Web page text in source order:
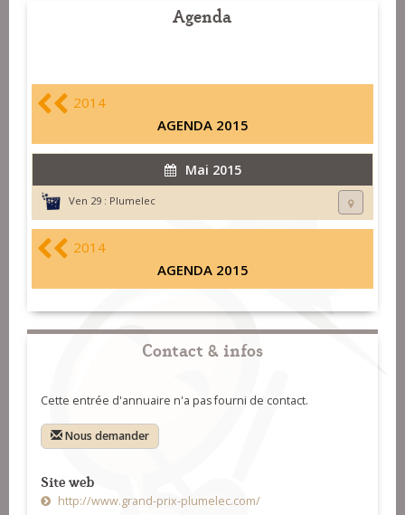
Agenda
2014
AGENDA 2015
Mai 2015
Ven 29 : Plumelec
2014
AGENDA 2015
Contact & infos
Cette entrée d'annuaire n'a pas fourni de contact.
Nous demander
Site web
http://www.grand-prix-plumelec.com/